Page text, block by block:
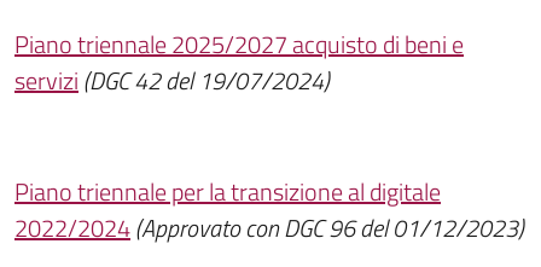
Piano triennale 2025/2027 acquisto di beni e
servizi(DGC 42 del 19/07/2024)
Piano triennale per la transizione al digitale
2022/2024(Approvato con DGC 96 del 01/12/2023)